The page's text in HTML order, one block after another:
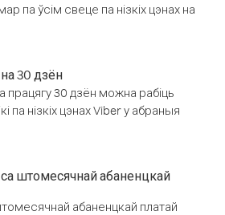
па ўсім свеце па нізкіх цэнах на
30 дзён
30 дзён можна рабіць
па нізкіх цэнах Viber у абраныя
штомесячнай абаненцкай
абаненцкай платай